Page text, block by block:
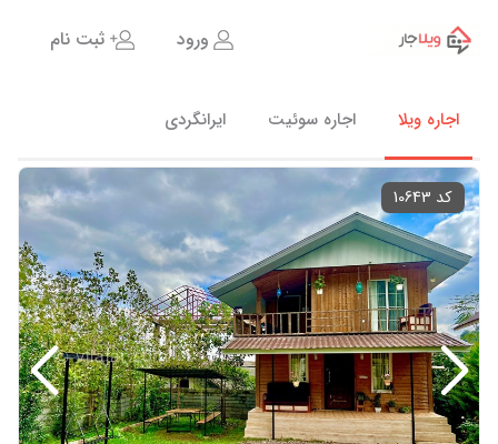
اجاره ویلا اجاره سوئیت ایرانگردی
ورود ثبت نام
کد 10643